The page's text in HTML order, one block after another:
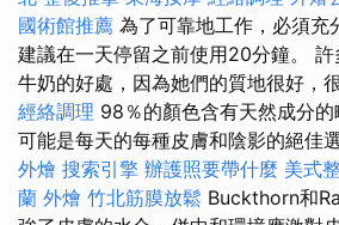
國術館推薦 為了可靠地工作，必須充
建議在一天停留之前使用20分鐘。
牛奶的好處，因為她們的質地很好，
經絡調理 98％的顏色含有天然成分
可能是每天的每種皮膚和陰影的絕佳
外燴 搜索引擎 辦護照要帶什麼 美式
蘭 外燴 竹北筋膜放鬆 Buckthorn和